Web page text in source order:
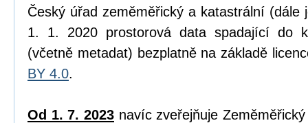
Český úřad zeměměřický a katastrální (dále
1. 1. 2020 prostorová data spadající do
(včetně metadat) bezplatně na základě
BY 4.0.
Od 1. 7. 2023 navíc zveřejňuje